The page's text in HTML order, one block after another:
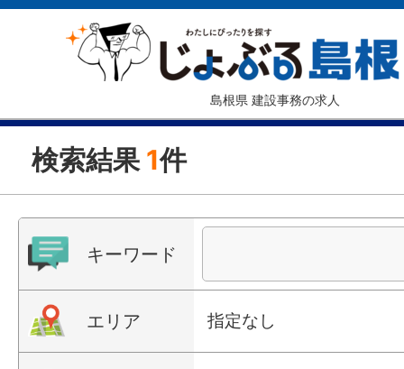
島根県 建設事務の求人
検索結果 1件
キーワード
エリア 指定なし